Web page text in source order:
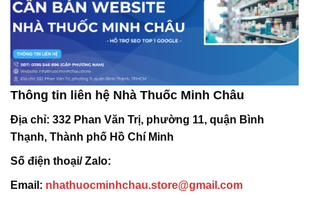
Thông tin liên hệ Nhà Thuốc Minh Châu
Địa chỉ: 332 Phan Văn Trị, phường 11, quận Bình
Thạnh, Thành phố Hồ Chí Minh
Số điện thoại/ Zalo:
Email: nhathuocminhchau.store@gmail.com